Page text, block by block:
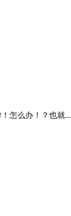
怎么办！？也就...